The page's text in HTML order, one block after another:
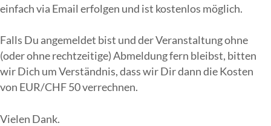
einfach via Email erfolgen und ist kostenlos möglich.
Falls Du angemeldet bist und der Veranstaltung ohne
(oder ohne rechtzeitige) Abmeldung fern bleibst, bitten
wir Dich um Verständnis, dass wir Dir dann die Kosten
von EUR/CHF 50 verrechnen.
Vielen Dank.